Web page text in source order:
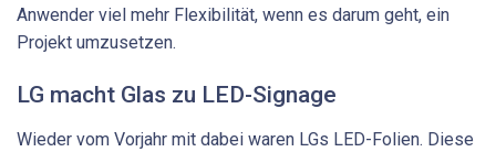
Anwender viel mehr Flexibilität, wenn es darum geht, ein
Projekt umzusetzen.
LG macht Glas zu LED-Signage
Wieder vom Vorjahr mit dabei waren LGs LED-Folien. Diese